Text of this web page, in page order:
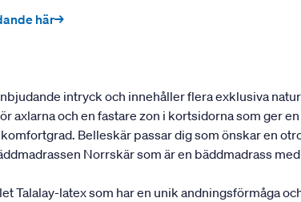
här→
intryck och innehåller flera exklusiva
axlarna och en fastare zon i kortsidorna som ger
Belleskär passar dig som önskar en
Norrskär som är en bäddmadrass
Talalay-latex som har en unik andningsförmåga